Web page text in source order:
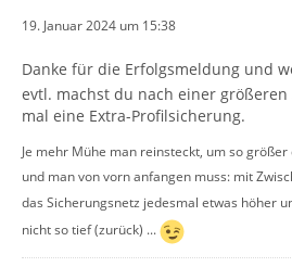
19. Januar 2024 um 15:38
Danke für die Erfolgsmeldung und
evtl. machst du nach einer
mal eine Extra-Profilsicherung.
Je mehr Mühe man reinsteckt, um so
und man von vorn anfangen muss: mit
das Sicherungsnetz jedesmal etwas höher
nicht so tief (zurück) ...